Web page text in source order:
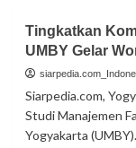
Tingkatkan
UMBY Gelar
Siarpedia.com,
Studi Manajemen
Yogyakarta